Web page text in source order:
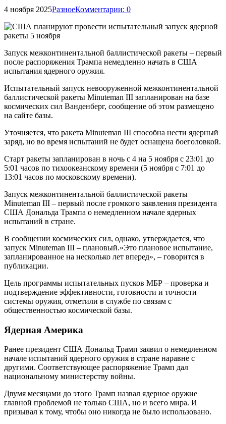
4 ноября 2025РазноеКомментарии: 0
Запуск межконтинентальной баллистической ракеты – первый
после распоряжения Трампа немедленно начать в США
испытания ядерного оружия.
Испытательный запуск невооруженной межконтинентальной
баллистической ракеты Minuteman III запланирован на базе
космических сил Ванденберг, сообщение об этом размещено
на сайте базы.
Уточняется, что ракета Minuteman III способна нести ядерный
заряд, но во время испытаний не будет оснащена боеголовкой.
Старт ракеты запланирован в ночь с 4 на 5 ноября с 23:01 до
5:01 часов по тихоокеанскому времени (5 ноября с 7:01 до
13:01 часов по московскому времени).
Запуск межконтинентальной баллистической ракеты
Minuteman III – первый после громкого заявления президента
США Дональда Трампа о немедленном начале ядерных
испытаний в стране.
В сообщении космических сил, однако, утверждается, что
запуск Minuteman III – плановый.»Это плановое испытание,
запланированное на несколько лет вперед», – говорится в
публикации.
Цель программы испытательных пусков МБР – проверка и
подтверждение эффективности, готовности и точности
системы оружия, отметили в службе по связам с
общественностью космической базы.
Ядерная Америка
Ранее президент США Дональд Трамп заявил о немедленном
начале испытаний ядерного оружия в стране наравне с
другими. Соответствующее распоряжение Трамп дал
национальному министерству войны.
Двумя месяцами до этого Трамп назвал ядерное оружие
главной проблемой не только США, но и всего мира. И
призывал к тому, чтобы оно никогда не было использовано.